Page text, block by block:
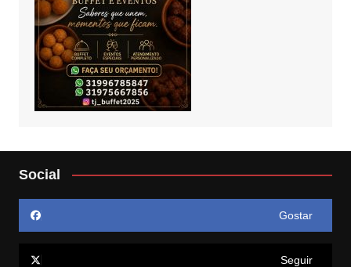
Social
Gostar
Seguir